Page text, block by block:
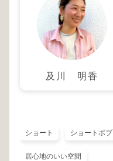
及川 明香
ショート ショートボブ
居心地のいい空間